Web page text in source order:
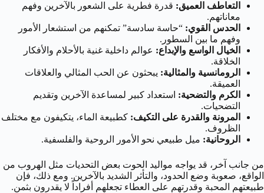
التعاطف العميق: قدرة فطرية على الشعور بالآخرين وفهم
معاناتهم.
الحدس القوي: “حاسة سادسة” تمكنهم من استشعار الأمور
وفهم ما بين السطور.
الخيال الواسع والإبداع: عوالم داخلية غنية بالأحلام والأفكار
الخلاقة.
الرومانسية والمثالية: يبحثون عن الحب المثالي والعلاقات
العميقة.
الكرم والتضحية: استعداد كبير لمساعدة الآخرين وتقديم
التضحيات.
المرونة والقدرة على التكيف: كطبيعة الماء، يتكيفون مع مختلف
الظروف.
الروحانية: ميل طبيعي نحو الأمور الروحية والفلسفية.
من جانب آخر، قد يواجه مواليد الحوت بعض التحديات مثل الهروب من
الواقع، صعوبة وضع الحدود، والتأثر الشديد بالآخرين. ومع ذلك، فإن
طبيعتهم المحبة وقدرتهم على العطاء تجعلهم أفراداً لا يقدرون بثمن.